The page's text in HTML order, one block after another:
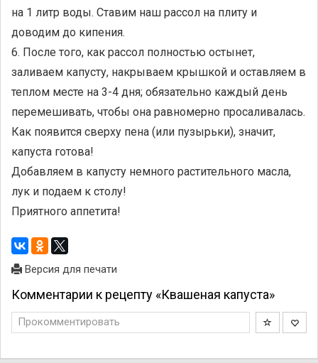
на 1 литр воды. Ставим наш рассол на плиту и
доводим до кипения.
6. После того, как рассол полностью остынет,
заливаем капусту, накрываем крышкой и оставляем в
теплом месте на 3-4 дня; обязательно каждый день
перемешивать, чтобы она равномерно просаливалась.
Как появится сверху пена (или пузырьки), значит,
капуста готова!
Добавляем в капусту немного растительного масла,
лук и подаем к столу!
Приятного аппетита!
Версия для печати
Комментарии к рецепту «Квашеная капуста»
Прокомментировать